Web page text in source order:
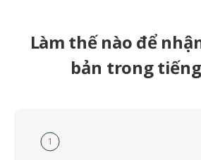
Làm thế nào để
bản trong
1